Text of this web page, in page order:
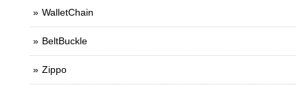
WalletChain
BeltBuckle
Zippo